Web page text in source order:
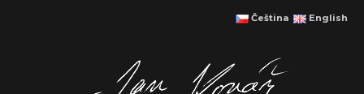
Čeština English